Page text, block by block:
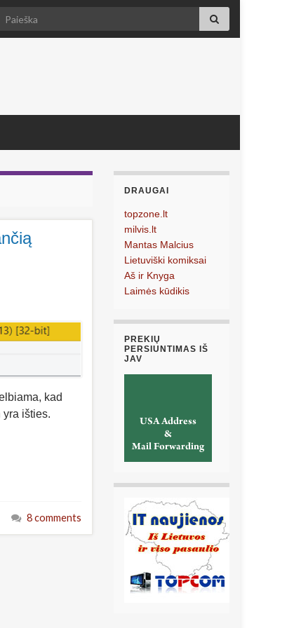
Search for:
kad
išties.
8 comments
DRAUGAI
topzone.lt
milvis.lt
Mantas Malcius
Lietuviški komiksai
Aš ir Knyga
Laimės kūdikis
PREKIŲ
PERSIUNTIMAS IŠ
JAV